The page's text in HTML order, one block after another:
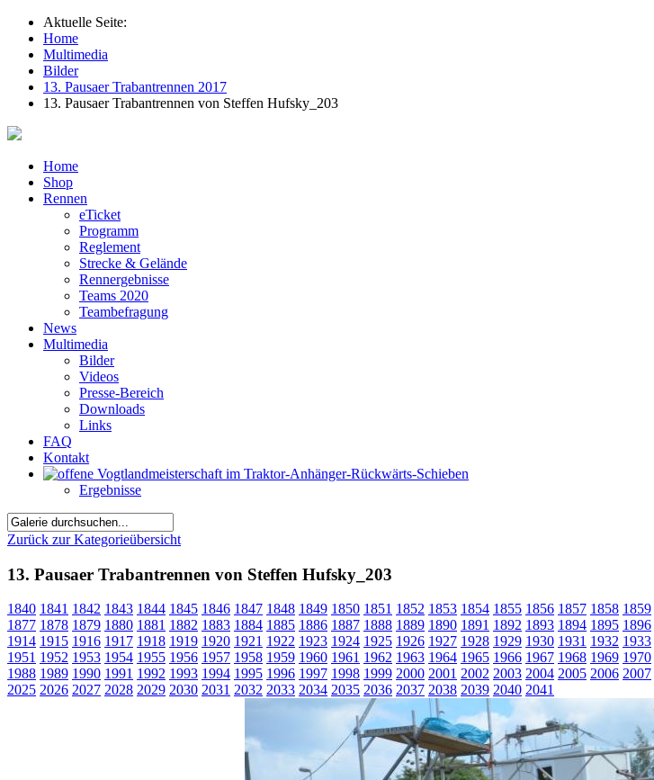
Aktuelle Seite:
Home
Multimedia
Bilder
13. Pausaer Trabantrennen 2017
13. Pausaer Trabantrennen von Steffen Hufsky_203
Home
Shop
Rennen
eTicket
Programm
Reglement
Strecke & Gelände
Rennergebnisse
Teams 2020
Teambefragung
News
Multimedia
Bilder
Videos
Presse-Bereich
Downloads
Links
FAQ
Kontakt
Ergebnisse
Zurück zur Kategorieübersicht
13. Pausaer Trabantrennen von Steffen Hufsky_203
1840 1841 1842 1843 1844 1845 1846 1847 1848 1849 1850 1851 1852 1853 1854 1855 1856 1857 1858 1859
1877 1878 1879 1880 1881 1882 1883 1884 1885 1886 1887 1888 1889 1890 1891 1892 1893 1894 1895 1896
1914 1915 1916 1917 1918 1919 1920 1921 1922 1923 1924 1925 1926 1927 1928 1929 1930 1931 1932 1933
1951 1952 1953 1954 1955 1956 1957 1958 1959 1960 1961 1962 1963 1964 1965 1966 1967 1968 1969 1970
1988 1989 1990 1991 1992 1993 1994 1995 1996 1997 1998 1999 2000 2001 2002 2003 2004 2005 2006 2007
2025 2026 2027 2028 2029 2030 2031 2032 2033 2034 2035 2036 2037 2038 2039 2040 2041